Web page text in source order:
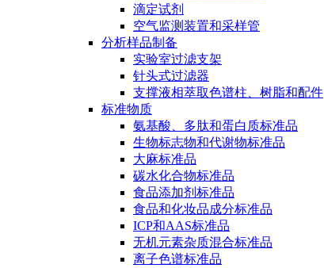
滴定试剂
空气监测装置和采样管
分析样品制备
实验室过滤支架
针头式过滤器
支撑液相萃取色谱柱、树脂和配件
标准物质
氨基酸、多肽和蛋白质标准品
生物标志物和代谢物标准品
大麻标准品
碳水化合物标准品
食品添加剂标准品
食品和化妆品成分标准品
ICP和AAS标准品
无机元素杂质混合标准品
离子色谱标准品